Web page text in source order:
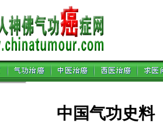
中国气功史料